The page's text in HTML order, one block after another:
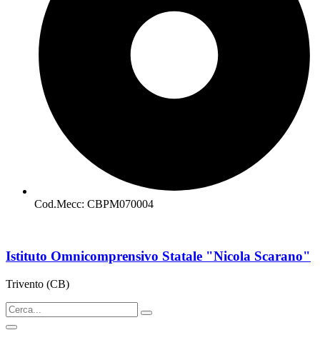
Cod.Mecc: CBPM070004
Istituto Omnicomprensivo Statale "Nicola Scarano"
Trivento (CB)